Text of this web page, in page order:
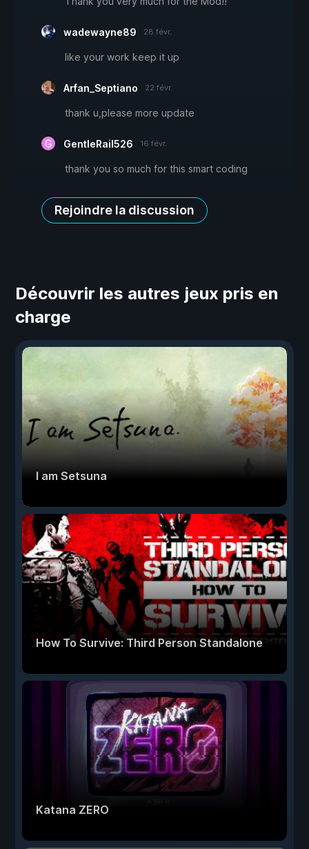
wadewayne89 28 févr.
like your work keep it up
Arfan_Septiano 22 févr.
thank u,please more update
GentleRail526 16 févr.
thank you so much for this smart coding
Rejoindre la discussion
Découvrir les autres jeux pris en
charge
I am Setsuna
How To Survive: Third Person Standalone
Katana ZERO